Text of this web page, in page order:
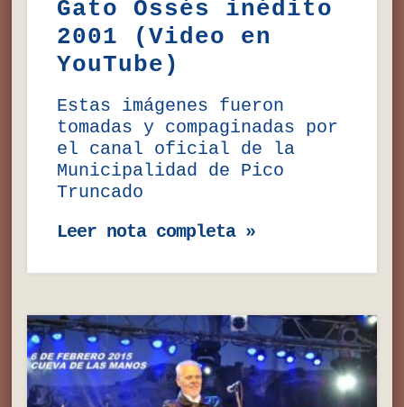
Gato Ossés inédito
2001 (Video en
YouTube)
Estas imágenes fueron
tomadas y compaginadas por
el canal oficial de la
Municipalidad de Pico
Truncado
Leer nota completa »